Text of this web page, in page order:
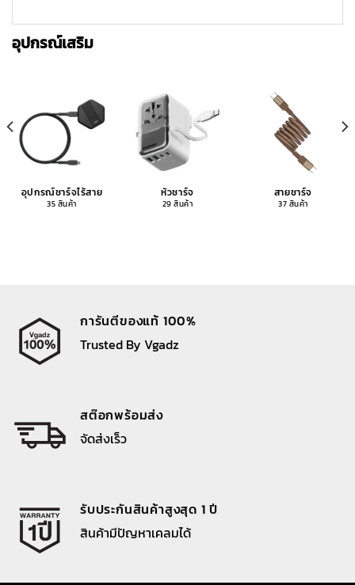
อุปกรณ์เสริม
อุปกรณ์ชาร์จไร้สาย
35 สินค้า
หัวชาร์จ
29 สินค้า
สายชาร์จ
37 สินค้า
การันตีของแท้ 100%
Trusted By Vgadz
สต๊อกพร้อมส่ง
จัดส่งเร็ว
รับประกันสินค้าสูงสุด 1 ปี
สินค้ามีปัญหาเคลมได้